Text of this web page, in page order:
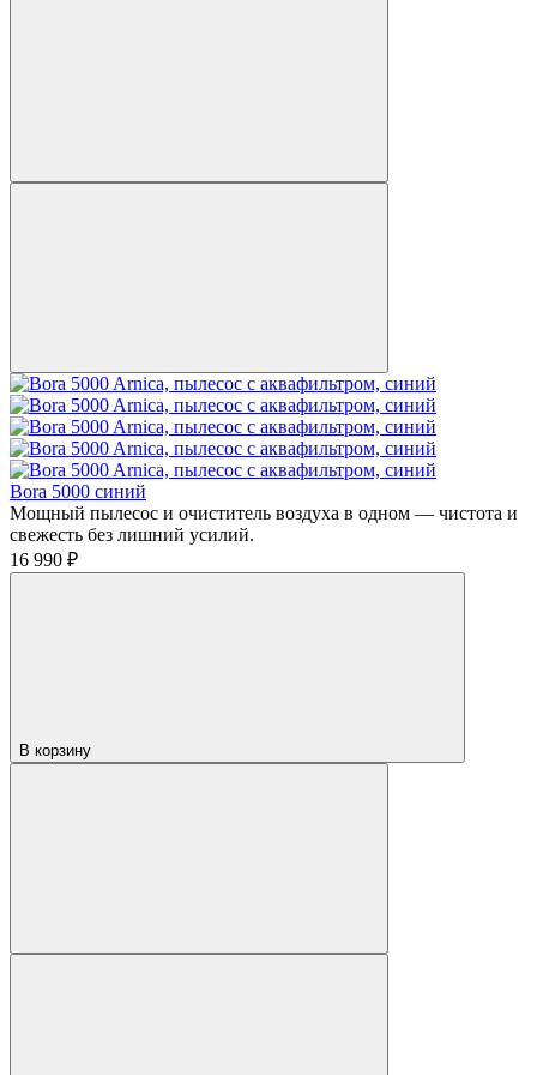
Bora 5000 синий
Мощный пылесос и очиститель воздуха в одном — чистота и
свежесть без лишний усилий.
16 990 ₽
В корзину